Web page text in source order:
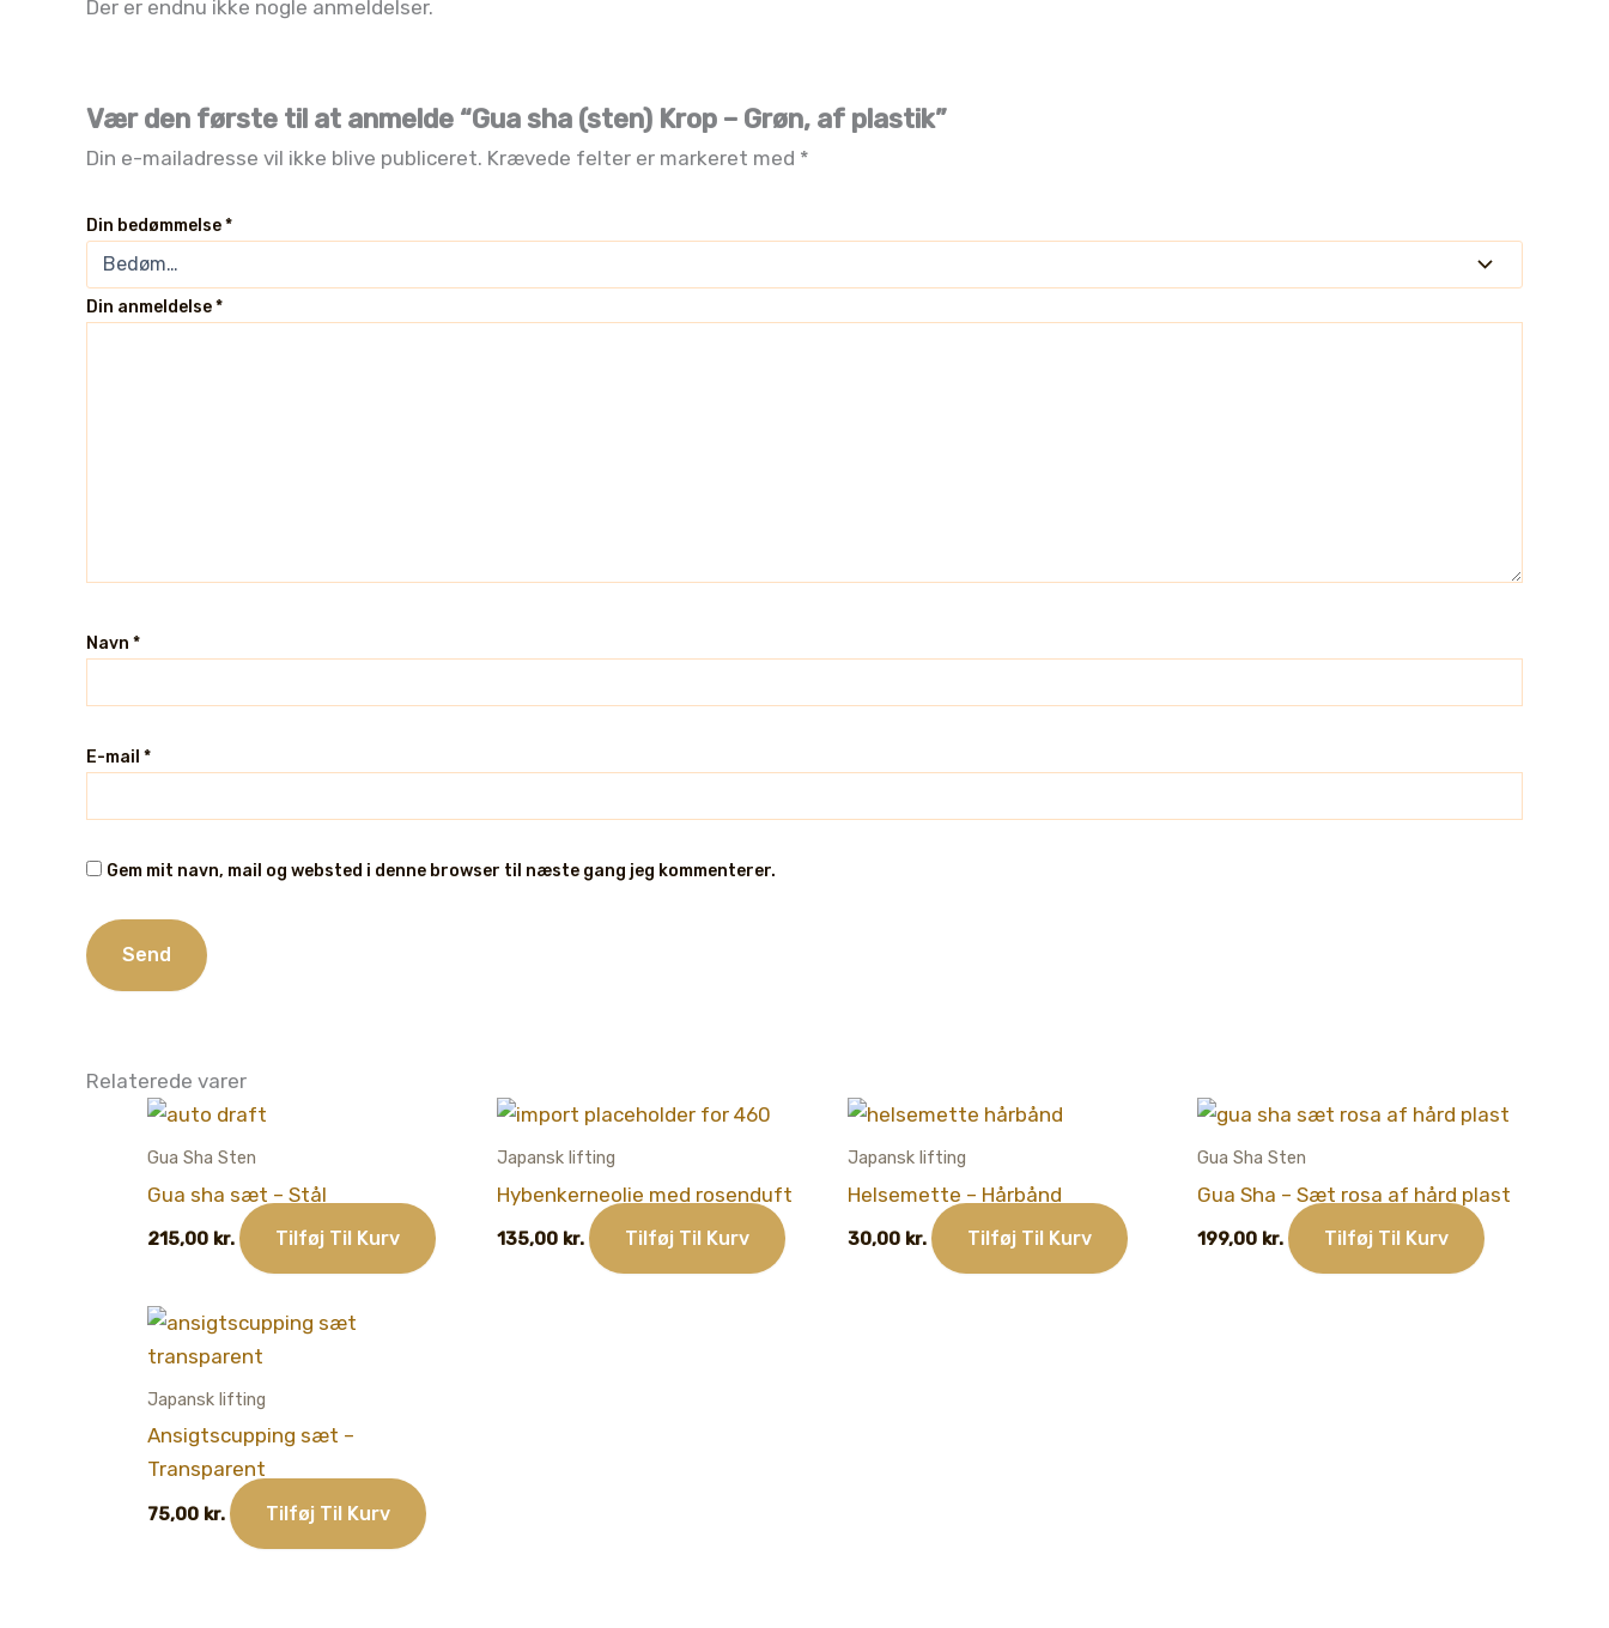
Der er endnu ikke nogle anmeldelser.
Vær den første til at anmelde “Gua sha (sten) Krop – Grøn, af plastik”
Din e-mailadresse vil ikke blive publiceret. Krævede felter er markeret med *
Din bedømmelse*
Din anmeldelse*
Navn *
E-mail *
Gem mit navn, mail og websted i denne browser til næste gang jeg kommenterer.
Relaterede varer
Gua Sha Sten
Gua sha sæt – Stål
215,00 kr. Tilføj Til Kurv
Japansk lifting
Hybenkerneolie med rosenduft
135,00 kr. Tilføj Til Kurv
Japansk lifting
Helsemette – Hårbånd
30,00 kr. Tilføj Til Kurv
Gua Sha Sten
Gua Sha – Sæt rosa af hård plast
199,00 kr. Tilføj Til Kurv
Japansk lifting
Ansigtscupping sæt –
Transparent
75,00 kr. Tilføj Til Kurv